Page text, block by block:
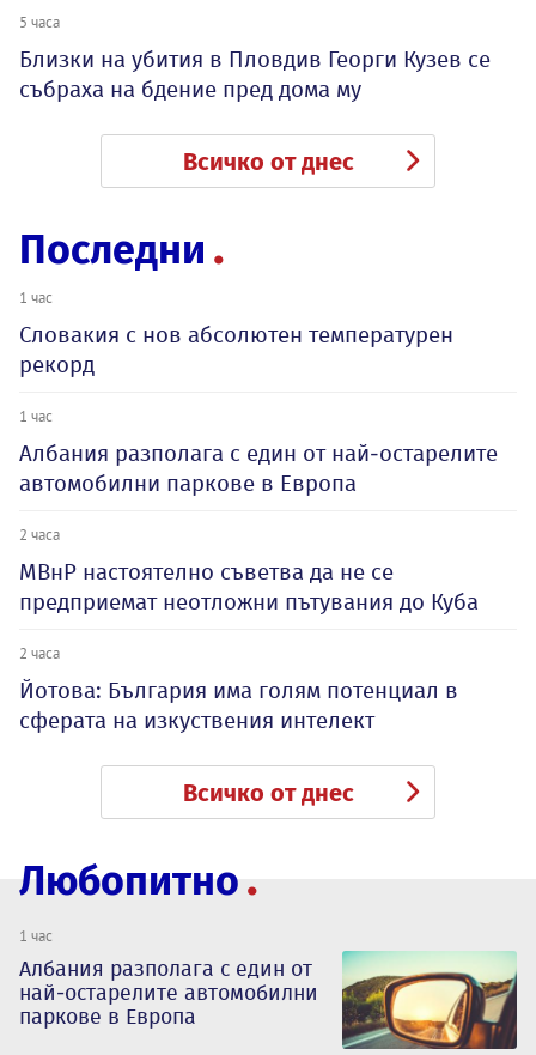
5 часа
Близки на убития в Пловдив Георги Кузев се
събраха на бдение пред дома му
Всичко от днес
Последни
1 час
Словакия с нов абсолютен температурен
рекорд
1 час
Албания разполага с един от най-остарелите
автомобилни паркове в Европа
2 часа
МВнР настоятелно съветва да не се
предприемат неотложни пътувания до Куба
2 часа
Йотова: България има голям потенциал в
сферата на изкуствения интелект
Всичко от днес
Любопитно
1 час
Албания разполага с един от
най-остарелите автомобилни
паркове в Европа